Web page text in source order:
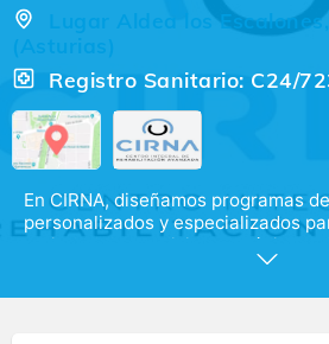
Lugar Aldea los
(Asturias)
Registro Sanitario: C24/
En CIRNA, diseñamos programas
personalizados y especializados
variedad de condiciones médicas y
equipo de profesionales ofrece